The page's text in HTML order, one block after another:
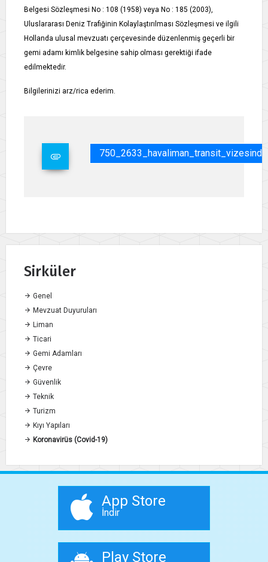
Belgesi Sözleşmesi No : 108 (1958) veya No : 185 (2003),
Uluslararası Deniz Trafiğinin Kolaylaştırılması Sözleşmesi ve ilgili
Hollanda ulusal mevzuatı çerçevesinde düzenlenmiş geçerli bir
gemi adamı kimlik belgesine sahip olması gerektiği ifade
edilmektedir.
Bilgilerinizi arz/rica ederim.
Sirküler
Genel
Mevzuat Duyuruları
Liman
Ticari
Gemi Adamları
Çevre
Güvenlik
Teknik
Turizm
Kıyı Yapıları
Koronavirüs (Covid-19)
App Store
İndir
Play Store